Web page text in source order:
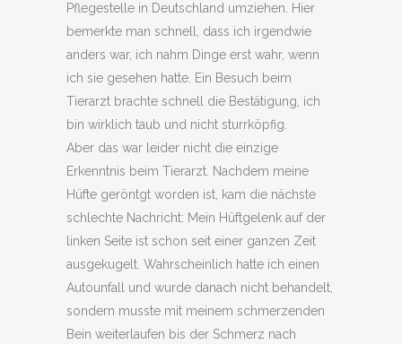
Pflegestelle in Deutschland umziehen. Hier
bemerkte man schnell, dass ich irgendwie
anders war, ich nahm Dinge erst wahr, wenn
ich sie gesehen hatte. Ein Besuch beim
Tierarzt brachte schnell die Bestätigung, ich
bin wirklich taub und nicht sturrköpfig.
Aber das war leider nicht die einzige
Erkenntnis beim Tierarzt. Nachdem meine
Hüfte geröntgt worden ist, kam die nächste
schlechte Nachricht: Mein Hüftgelenk auf der
linken Seite ist schon seit einer ganzen Zeit
ausgekugelt. Wahrscheinlich hatte ich einen
Autounfall und wurde danach nicht behandelt,
sondern musste mit meinem schmerzenden
Bein weiterlaufen bis der Schmerz nach